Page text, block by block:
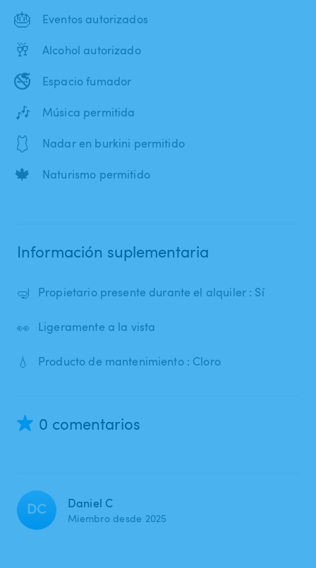
🎂 Eventos autorizados
🥂 Alcohol autorizado
🚭 Espacio fumador
🎶 Música permitida
🩱 Nadar en burkini permitido
🍁 Naturismo permitido
Información suplementaria
🤿 Propietario presente durante el alquiler : Sí
👀 Ligeramente a la vista
💧 Producto de mantenimiento : Cloro
0 comentarios
DC Daniel C
Miembro desde 2025